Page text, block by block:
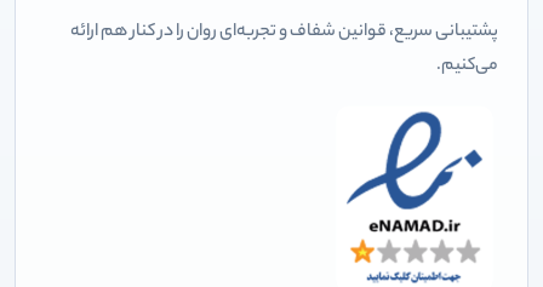
پشتیبانی سریع، قوانین شفاف و تجربه‌ای روان را در کنار هم ارائه
می‌کنیم.